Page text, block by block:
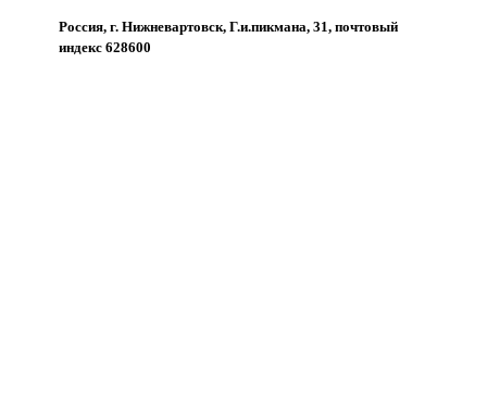
Россия, г. Нижневартовск, Г.и.пикмана, 31, почтовый
индекс 628600